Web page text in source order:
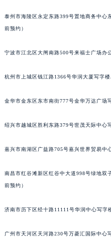
泰州市海陵区永定东路399号置地商务中心
前预约）
宁波市江北区大闸南路500号来福士广场办
杭州市上城区钱江路1366号华润大厦写字
金华市金东区东市南街777号金华万达广场
绍兴市越城区胜利东路379号世茂天际中心
嘉兴市南湖区广益路705号嘉兴世界贸易中
南昌市红谷滩新区红谷中大道998号绿地双
前预约）
济南市历下区经十路11111号华润中心写字
广州市天河区天河路230号万菱汇国际中心